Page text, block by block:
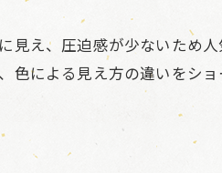
び方のコツ
戸の費用感
注意事項
メリット
え、圧迫感が少ないため
による見え方の違いをシ